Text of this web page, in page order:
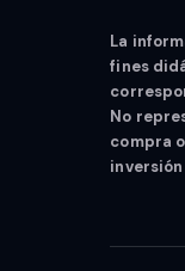
La
fines
No
compra